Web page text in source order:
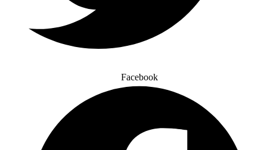
Facebook